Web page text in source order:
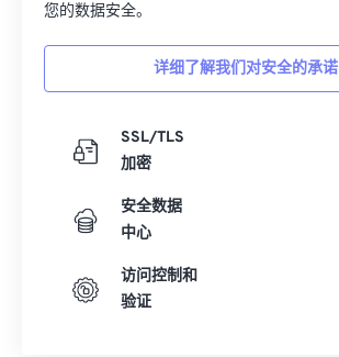
您的数据安全。
详细了解我们对安全的承诺
SSL/TLS
加密
安全数据
中心
访问控制和
验证